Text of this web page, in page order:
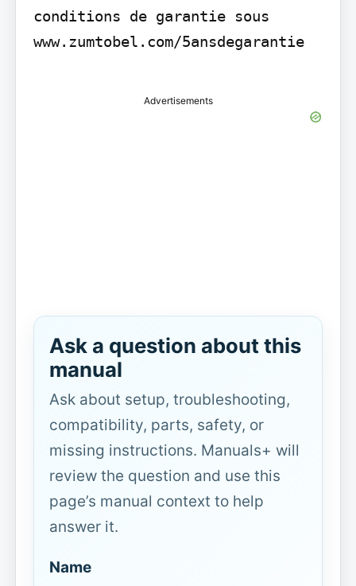
conditions de garantie sous
www.zumtobel.com/5ansdegarantie
Advertisements
Ask a question about this
manual
Ask about setup, troubleshooting,
compatibility, parts, safety, or
missing instructions. Manuals+ will
review the question and use this
page’s manual context to help
answer it.
Name